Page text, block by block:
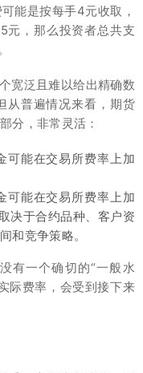
能是按每手4元收取，
元，那么投资者总共支
宽泛且难以给出精确数
从普遍情况来看，期货
分，非常灵活：
可能在交易所费率上加
可能在交易所费率上加
决于合约品种、客户资
和竞争策略。
有一个确切的“一般水
际费率，会受到接下来